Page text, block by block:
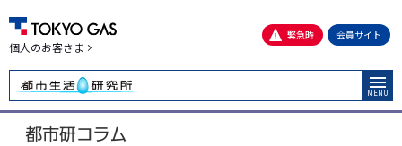
個人のお客さま
緊急時 会員サイト
MENU